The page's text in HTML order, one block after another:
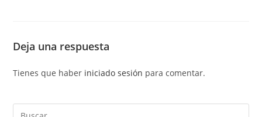
Deja una respuesta
Tienes que haber iniciado sesión para comentar.